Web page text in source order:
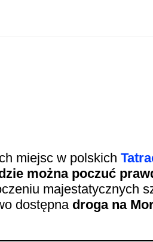
miejsc w polskich
można poczuć
majestatycznych
dostępna droga na